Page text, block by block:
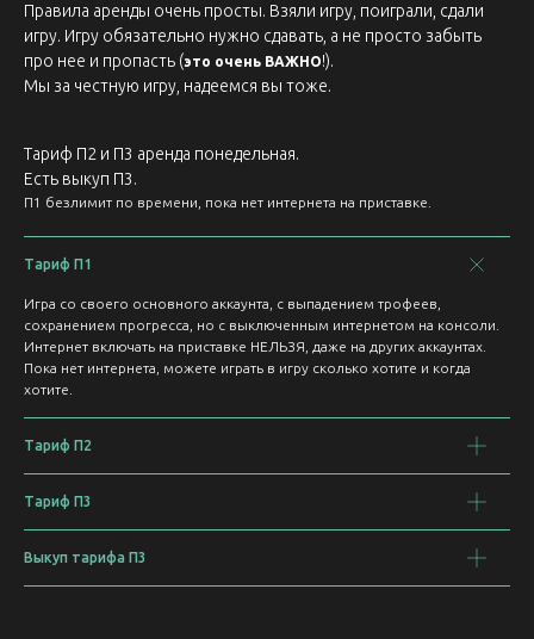
Правила аренды очень просты. Взяли игру, поиграли, сдали
игру. Игру обязательно нужно сдавать, а не просто забыть
про нее и пропасть (это очень ВАЖНО!).
Мы за честную игру, надеемся вы тоже.
Тариф П2 и П3 аренда понедельная.
Есть выкуп П3.
П1 безлимит по времени, пока нет интернета на приставке.
Тариф П1
Игра со своего основного аккаунта, с выпадением трофеев,
сохранением прогресса, но с выключенным интернетом на консоли.
Интернет включать на приставке НЕЛЬЗЯ, даже на других аккаунтах.
Пока нет интернета, можете играть в игру сколько хотите и когда
хотите.
Тариф П2
Тариф П3
Выкуп тарифа П3